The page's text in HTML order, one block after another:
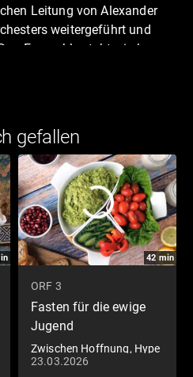
Leitung von Alexander
weitergeführt und
Ensemble steht wie kaum
Präzision und Blasmusik auf
gefallen
42 min
ORF 3
Fasten für die ewige
Jugend
Zwischen Hoffnung, Hype
und Risiko
23.03.2026